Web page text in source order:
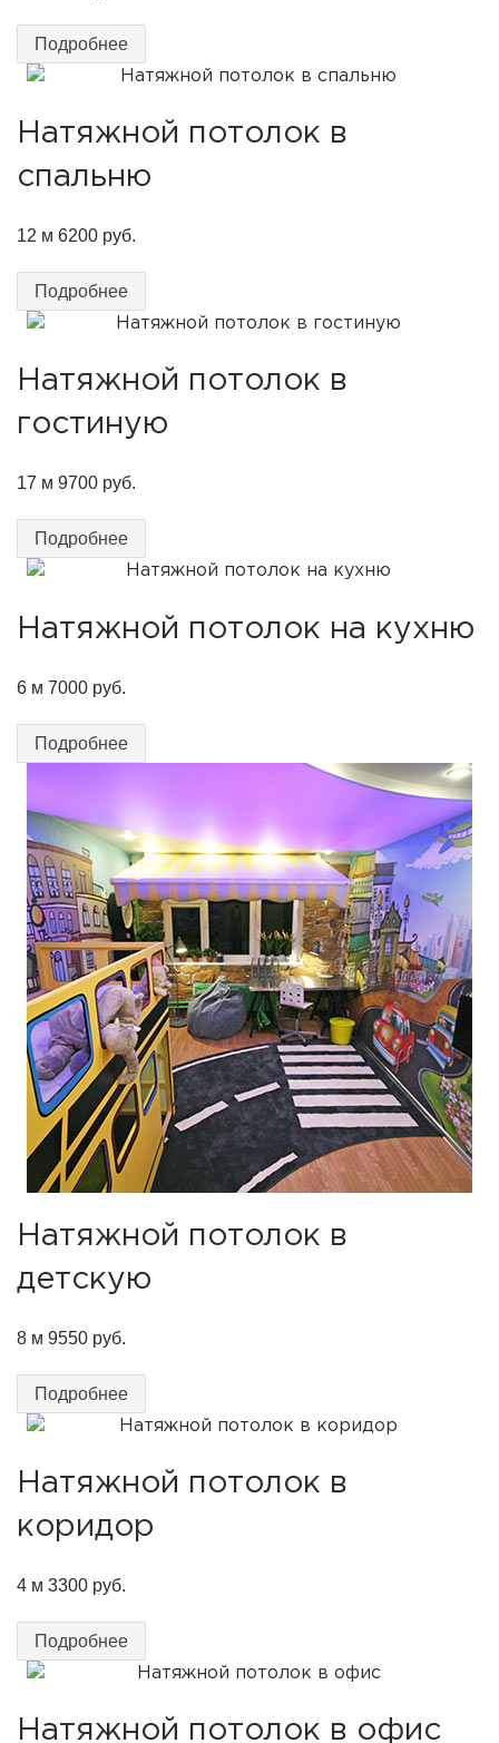
Подробнее
Натяжной потолок в
спальню
12 м 6200 руб.
Подробнее
Натяжной потолок в
гостиную
17 м 9700 руб.
Подробнее
Натяжной потолок на кухню
6 м 7000 руб.
Подробнее
Натяжной потолок в
детскую
8 м 9550 руб.
Подробнее
Натяжной потолок в
коридор
4 м 3300 руб.
Подробнее
Натяжной потолок в офис